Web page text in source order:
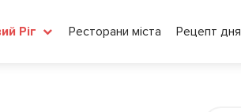
Ріг Ресторани міста Рецепт дня